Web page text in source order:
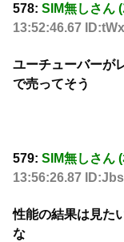
578: SIM無しさん
13:52:46.67
ユーチューバーが
で売ってそう
579: SIM無しさん
13:56:26.87
性能の結果は見た
な